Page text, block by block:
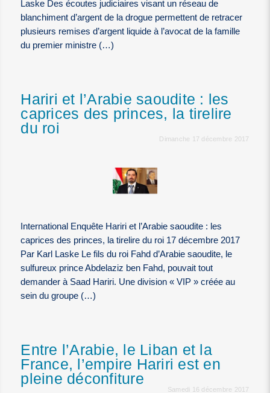
Laske Des écoutes judiciaires visant un réseau de
blanchiment d’argent de la drogue permettent de retracer
plusieurs remises d’argent liquide à l’avocat de la famille
du premier ministre (…)
Hariri et l’Arabie saoudite : les
caprices des princes, la tirelire
du roi
Dimanche 17 décembre 2017
International Enquête Hariri et l’Arabie saoudite : les
caprices des princes, la tirelire du roi 17 décembre 2017
Par Karl Laske Le fils du roi Fahd d’Arabie saoudite, le
sulfureux prince Abdelaziz ben Fahd, pouvait tout
demander à Saad Hariri. Une division « VIP » créée au
sein du groupe (…)
Entre l’Arabie, le Liban et la
France, l’empire Hariri est en
pleine déconfiture
Samedi 16 décembre 2017